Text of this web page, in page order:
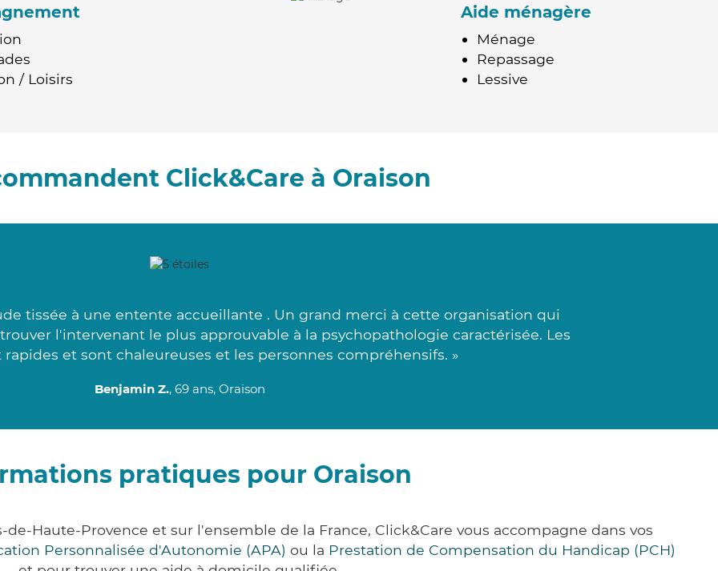
/ Loisirs
Aide ménagère
Ménage
Repassage
Lessive
Click&Care à Oraison
tissée à une entente accueillante . Un grand merci à cette organisation qui
l'intervenant le plus approuvable à la psychopathologie caractérisée. Les
rapides et sont chaleureuses et les personnes compréhensifs. »
Benjamin Z., 69 ans, Oraison
pratiques pour Oraison
Haute-Provence et sur l'ensemble de la France, Click&Care vous accompagne dans vos
Personnalisée d'Autonomie (APA) ou la Prestation de Compensation du Handicap (PCH)